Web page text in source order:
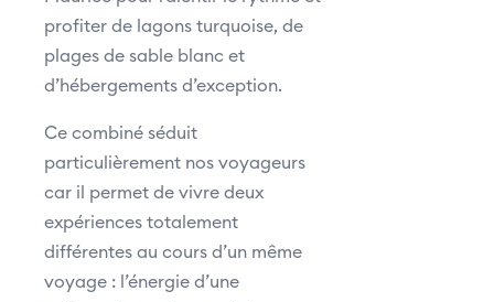
profiter de lagons turquoise, de
plages de sable blanc et
d’hébergements d’exception.
Ce combiné séduit
particulièrement nos voyageurs
car il permet de vivre deux
expériences totalement
différentes au cours d’un même
voyage : l’énergie d’une